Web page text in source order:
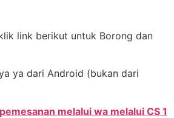
link berikut untuk Borong dan
ya dari Android (bukan dari
melalui wa melalui CS 1